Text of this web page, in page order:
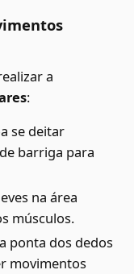
a
:
se deitar
barriga para
na área
músculos.
ponta dos dedos
movimentos